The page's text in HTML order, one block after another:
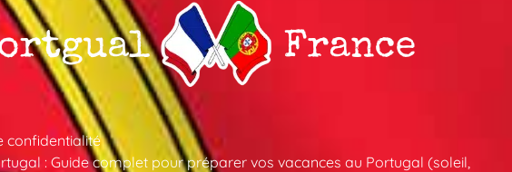
confidentialité
: Guide complet pour préparer vos vacances au Portugal (soleil,